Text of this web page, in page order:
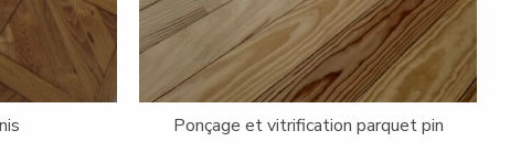
Panneaux 2 Vernis